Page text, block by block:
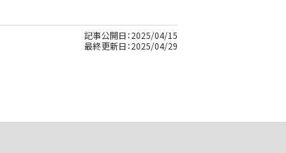
記事公開日：2025/04/15
最終更新日：2025/04/29